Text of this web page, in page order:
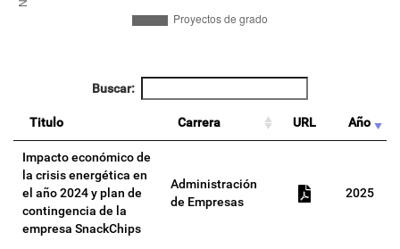
Buscar:
Titulo Carrera URL Año
Impacto económico de
la crisis energética en
el año 2024 y plan de
contingencia de la
empresa SnackChips
Administración
de Empresas
2025